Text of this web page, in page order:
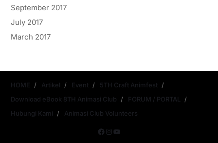
September 2017
July 2017
March 2017
HOME Artikel Event
5TH Craft Animfest
Download eBook 8TH Animasi Club
FORUM / PORTAL
Hubungi Kami
Animasi Club Volunteers